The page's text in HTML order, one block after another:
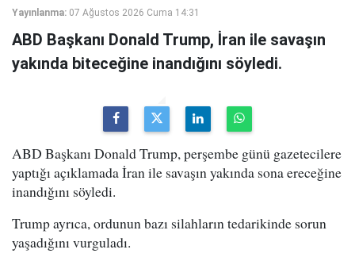
Yayınlanma: 07 Ağustos 2026 Cuma 14:31
ABD Başkanı Donald Trump, İran ile savaşın
yakında biteceğine inandığını söyledi.
ABD Başkanı Donald Trump, perşembe günü gazetecilere
yaptığı açıklamada İran ile savaşın yakında sona ereceğine
inandığını söyledi.
Trump ayrıca, ordunun bazı silahların tedarikinde sorun
yaşadığını vurguladı.